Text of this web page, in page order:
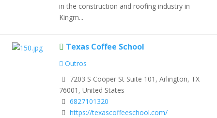
in the construction and roofing industry in
Kingm...
Texas Coffee School
Outros
7203 S Cooper St Suite 101, Arlington, TX
76001, United States
6827101320
https://texascoffeeschool.com/